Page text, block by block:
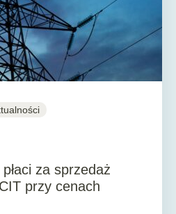
za sprzedaż
przy cenach